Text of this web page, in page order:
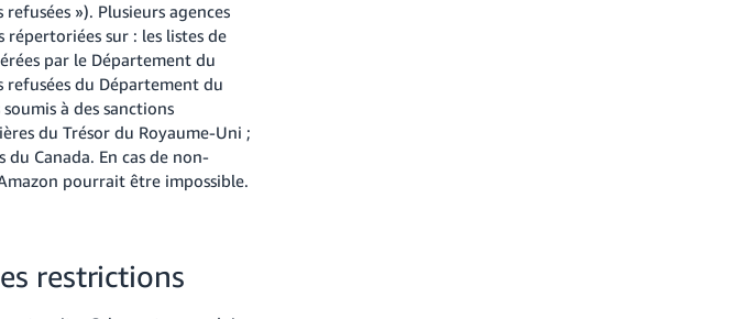
»). Plusieurs agences
répertoriées sur : les listes de
par le Département du
refusées du Département du
à des sanctions
du Trésor du Royaume-Uni ;
Canada. En cas de non-
pourrait être impossible.
restrictions